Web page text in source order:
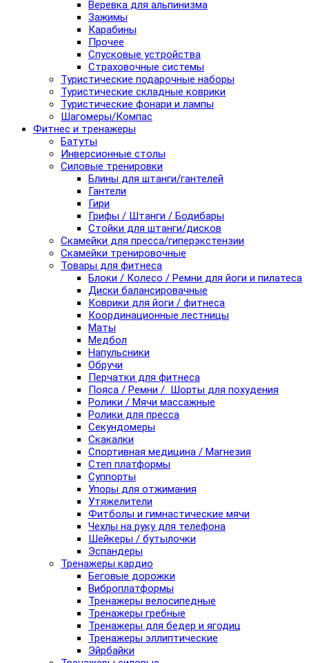
Веревка для альпинизма
Зажимы
Карабины
Прочее
Спусковые устройства
Страховочные системы
Туристические подарочные наборы
Туристические складные коврики
Туристические фонари и лампы
Шагомеры/Компас
Фитнес и тренажеры
Батуты
Инверсионные столы
Силовые тренировки
Блины для штанги/гантелей
Гантели
Гири
Грифы / Штанги / Бодибары
Стойки для штанги/дисков
Скамейки для пресса/гиперэкстензии
Скамейки тренировочные
Товары для фитнеса
Блоки / Колесо / Ремни для йоги и пилатеса
Диски балансировачные
Коврики для йоги / фитнеса
Координационные лестницы
Маты
Медбол
Напульсники
Обручи
Перчатки для фитнеса
Пояса / Ремни / Шорты для похудения
Ролики / Мячи массажные
Ролики для пресса
Секундомеры
Скакалки
Спортивная медицина / Магнезия
Степ платформы
Суппорты
Упоры для отжимания
Утяжелители
Фитболы и гимнастические мячи
Чехлы на руку для телефона
Шейкеры / бутылочки
Эспандеры
Тренажеры кардио
Беговые дорожки
Виброплатформы
Тренажеры велосипедные
Тренажеры гребные
Тренажеры для бедер и ягодиц
Тренажеры эллиптические
Эйрбайки